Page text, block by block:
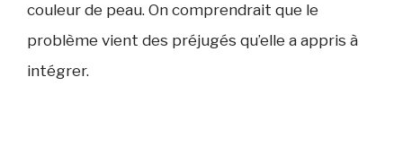
couleur de peau. On comprendrait que le
problème vient des préjugés qu’elle a appris à
intégrer.